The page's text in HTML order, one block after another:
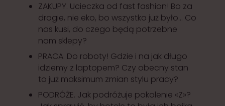
ZAKUPY. Ucieczka od fast fashion! Bo za
drogie, nie eko, bo wszystko już było... Co
nas kusi, do czego będą potrzebne
nam sklepy?
PRACA. Do roboty! Gdzie i na jak długo
idziemy z laptopem? Czy obecny stan
to już maksimum zmian stylu pracy?
PODRÓŻE. Jak podróżuje pokolenie «Z»?